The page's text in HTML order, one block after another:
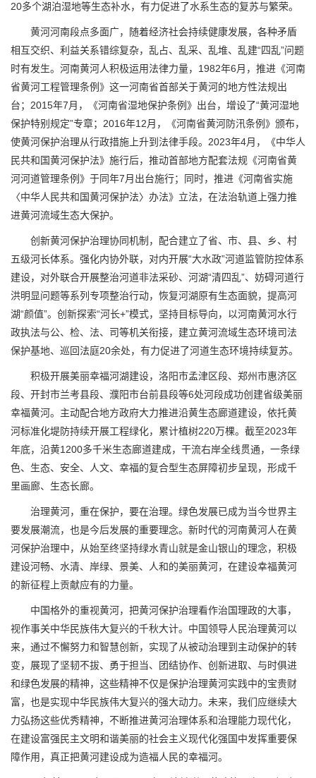
20多个湖泊湿地等生态补水，有力促进了水系生态的复苏与繁荣。
黄河河南段点多面广，随着经济社会持续健康发展，各种矛盾
相互交织、利益关系错综复杂，乱占、乱采、乱堆、乱建“四乱”问题
时有发生。河南黄河人积极运用法律力量，1982年6月，推进《河南
省黄河工程管理条例》这一河南省首部关于黄河的地方性法规出
台；2015年7月，《河南省湿地保护条例》出台，增设了“黄河湿地
保护特别规定”专章；2016年12月，《河南省黄河防汛条例》颁布，
使黄河保护治理从行政措施上升到法律手段。2023年4月，《中华人
民共和国黄河保护法》施行后，推动首部地方配套法规《河南省黄
河河道管理条例》于同年7月出台施行；同时，推进《河南省实施
〈中华人民共和国黄河保护法〉办法》立法，在法治轨道上强力推
进黄河流域生态大保护。
创新黄河保护治理协同机制，配合建立了省、市、县、乡、村
五级河长体系。强化内协外联，对内开展“大水政”河道监管防控体系
建设，对外联合开展整治河道非法采砂、河湖“清四乱”、妨碍河道行
洪明显问题等系列专项整治行动，恢复河湖原有生态面貌，提高河
湖“颜值”。创新探索“河长+”模式，坚持目标导向，以河南黄河水行
政执法与公、检、法、司等机关衔接，建立黄河流域生态环境司法
保护基地、巡回法庭20余处，有力促进了河道生态环境持续复苏。
积极开展美丽幸福河湖建设，洛阳市孟津区段、郑州市惠济区
段、开封市兰考县段、濮阳市台前县段等6处河段成功创建省级美丽
幸福黄河。主动配合地方政府大力推进沿黄生态廊道建设，依托黄
河标准化堤防持续开展工程绿化，累计植树220万棵。截至2023年
年底，沿黄1200多千米生态廊道建成，干流右岸全线贯通，一条绿
色、生态、安全、人文、幸福的复合型生态屏障初步呈现，形成千
里画廊、生态长廊。
治理黄河，重在保护，要在治理。绿色发展已成为当今世界主
要发展潮流，也是今后发展的重要理念。新时代的河南黄河人在黄
河保护治理中，从始至终坚持绿水青山就是金山银山的理念，积极
建设河畅、水清、岸绿、景美、人和的美丽黄河，在建设幸福黄河
的新征程上贡献应有的力量。
中国格外的重视黄河，把黄河保护治理看作治国理政的大事，
视作事关中华民族伟大复兴的千秋大计。中国领导人民治理黄河以
来，通过不懈努力和智慧创新，实现了从被动治理到主动保护的转
变，展现了坚韧不拔、勇于担当、团结协作、创新进取、与时俱进
和绿色发展的精神，这些精神不仅是保护治理黄河实践中的宝贵财
富，也是实现中华民族伟大复兴的强大动力。未来，我们应继续大
力弘扬这些优秀精神，不断推进黄河治理体系和治理能力现代化，
在建设富强民主文明和谐美丽的社会主义现代化强国中发挥重要保
障作用，真正把黄河建设成为造福人民的幸福河。